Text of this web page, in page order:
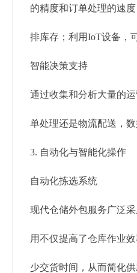
的精度和订单处理的速
排库存；利用IoT设备，
智能决策支持
通过收集和分析大量的
单处理还是物流配送，
3. 自动化与智能化操作
自动化拣选系统
现代仓储外包服务广泛
用不仅提高了仓库作业
少交货时间，从而简化